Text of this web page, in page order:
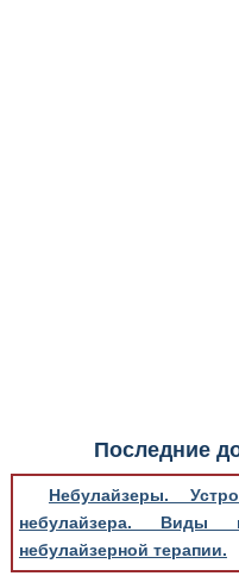
Последние
Небулайзеры.
небулайзера. Виды
небулайзерной терапии.